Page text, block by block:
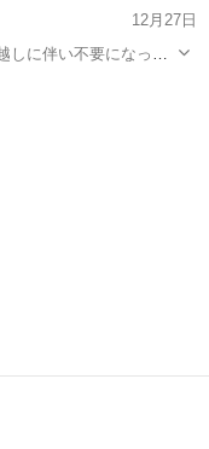
12月27日
しに伴い不要になった